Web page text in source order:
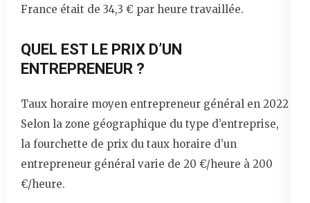
France était de 34,3 € par heure travaillée.
QUEL EST LE PRIX D’UN
ENTREPRENEUR ?
Taux horaire moyen entrepreneur général en 2022
Selon la zone géographique du type d’entreprise,
la fourchette de prix du taux horaire d’un
entrepreneur général varie de 20 €/heure à 200
€/heure.